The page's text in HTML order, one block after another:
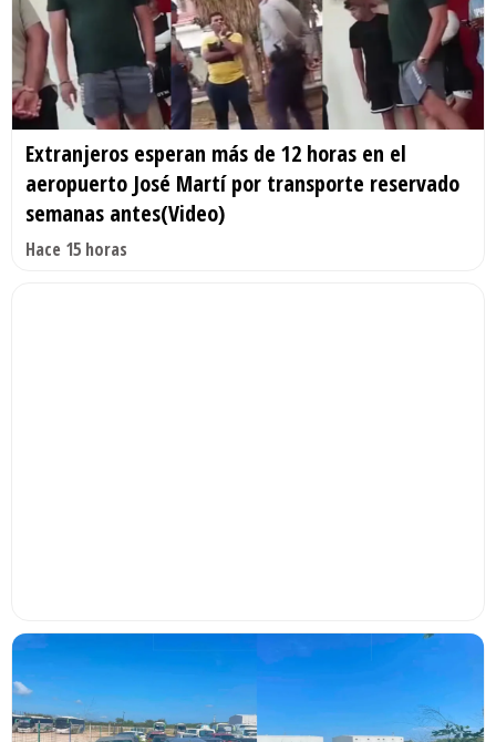
Extranjeros esperan más de 12 horas en el
aeropuerto José Martí por transporte reservado
semanas antes(Video)
Hace 15 horas